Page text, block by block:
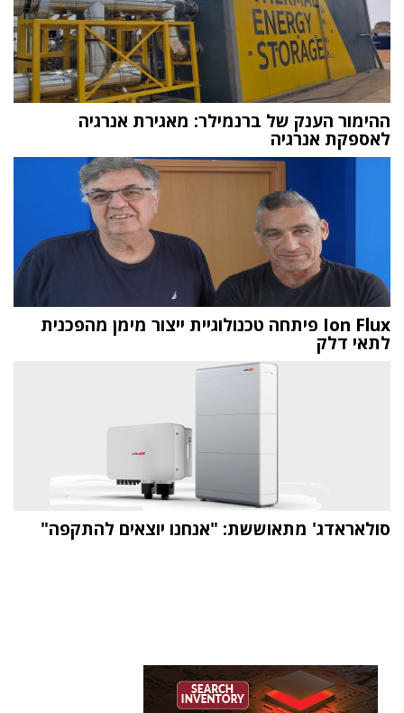
ההימור הענק של ברנמילר: מאגירת אנרגיה
לאספקת אנרגיה
Ion Flux פיתחה טכנולוגיית ייצור מימן מהפכנית
לתאי דלק
סולאראדג' מתאוששת: "אנחנו יוצאים להתקפה"